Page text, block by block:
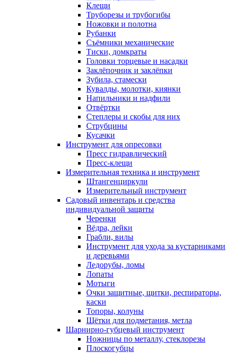
Клещи
Труборезы и трубогибы
Ножовки и полотна
Рубанки
Съёмники механические
Тиски, домкраты
Головки торцевые и насадки
Заклёпочник и заклёпки
Зубила, стамески
Кувалды, молотки, киянки
Напильники и надфили
Отвёртки
Степлеры и скобы для них
Струбцины
Кусачки
Инструмент для опресовки
Пресс гидравлический
Пресс-клещи
Измерительная техника и инструмент
Штангенциркули
Измерительный инструмент
Садовый инвентарь и средства
индивидуальной защиты
Черенки
Вёдра, лейки
Грабли, вилы
Инструмент для ухода за кустарниками
и деревьями
Ледорубы, ломы
Лопаты
Мотыги
Очки защитные, щитки, респираторы,
каски
Топоры, колуны
Щётки для подметания, метла
Шарнирно-губцевый инструмент
Ножницы по металлу, стеклорезы
Плоскогубцы